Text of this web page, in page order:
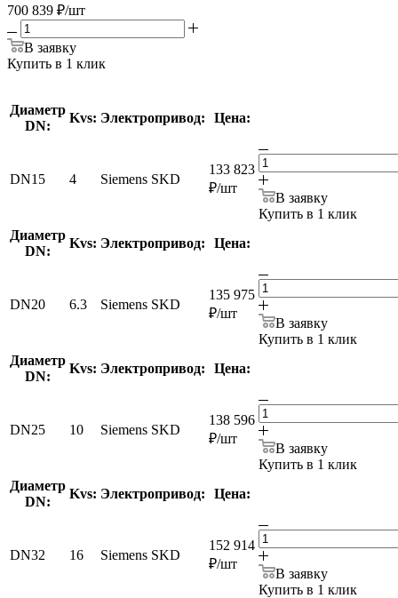
700 839 ₽/шт
В заявку
Купить в 1 клик
Диаметр
DN:
Kvs: Электропривод: Цена:
DN15 4 Siemens SKD
133 823
₽/шт
В заявку
Купить в 1 клик
Диаметр
DN:
Kvs: Электропривод: Цена:
DN20 6.3 Siemens SKD
135 975
₽/шт
В заявку
Купить в 1 клик
Диаметр
DN:
Kvs: Электропривод: Цена:
DN25 10 Siemens SKD
138 596
₽/шт
В заявку
Купить в 1 клик
Диаметр
DN:
Kvs: Электропривод: Цена:
DN32 16 Siemens SKD
152 914
₽/шт
В заявку
Купить в 1 клик